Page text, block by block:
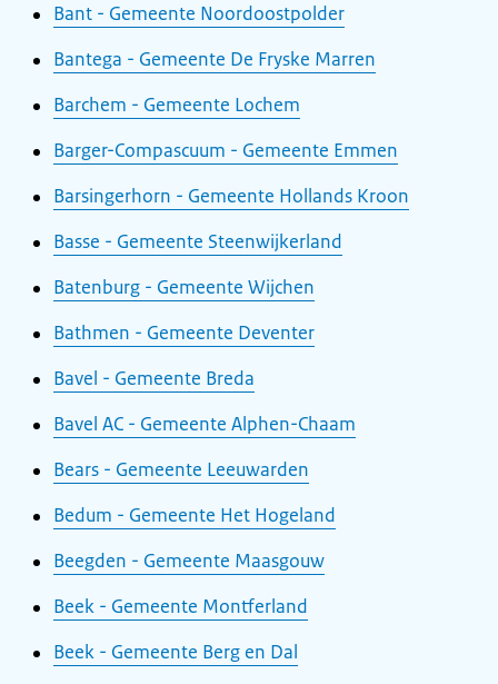
Bant - Gemeente Noordoostpolder
Bantega - Gemeente De Fryske Marren
Barchem - Gemeente Lochem
Barger-Compascuum - Gemeente Emmen
Barsingerhorn - Gemeente Hollands Kroon
Basse - Gemeente Steenwijkerland
Batenburg - Gemeente Wijchen
Bathmen - Gemeente Deventer
Bavel - Gemeente Breda
Bavel AC - Gemeente Alphen-Chaam
Bears - Gemeente Leeuwarden
Bedum - Gemeente Het Hogeland
Beegden - Gemeente Maasgouw
Beek - Gemeente Montferland
Beek - Gemeente Berg en Dal